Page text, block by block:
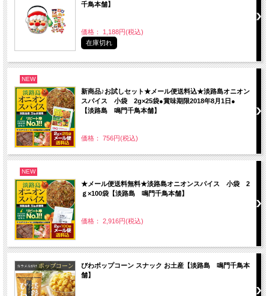
千鳥本舗】
価格： 1,188円(税込)
在庫切れ
NEW
新商品♪お試しセット★メール便送料込★淡路島オニオン
スパイス 小袋 2g×25袋●賞味期限2018年8月1日●
【淡路島 鳴門千鳥本舗】
価格： 756円(税込)
NEW
★メール便送料無料★淡路島オニオンスパイス 小袋 2
ｇ×100袋【淡路島 鳴門千鳥本舗】
価格： 2,916円(税込)
びわポップコーン スナック お土産【淡路島 鳴門千鳥本
舗】